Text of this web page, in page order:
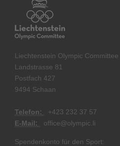
Liechtenstein Olympic Committee
Landstrasse 81
Postfach 427
9494 Schaan
Telefon: +423 232 37 57
E-Mail:
office@olympic.li
Spendenkonto für den Sport: